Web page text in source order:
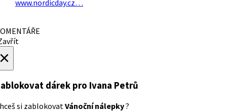
www.nordicday.cz…
dárek pro Ivana Petrů
si zablokovatVánoční nálepky?